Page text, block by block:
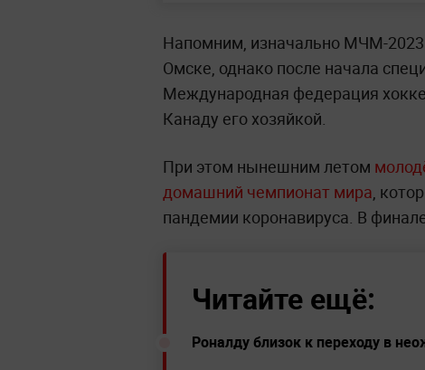
Напомним, изначально МЧМ-
Омске, однако после начала
Международная федерация
Канаду его хозяйкой.
При этом нынешним летом
домашний чемпионат мира,
пандемии коронавируса. В
Читайте ещё:
Роналду близок к переходу в